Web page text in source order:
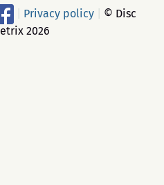
Privacy policy
© Disc
2026